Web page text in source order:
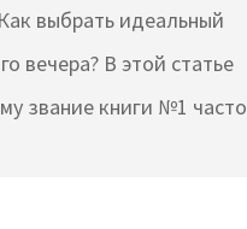
выбрать идеальный
вечера? В этой статье
звание книги №1 часто